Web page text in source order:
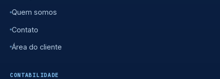
Quem somos
Contato
Área do cliente
CONTABILIDADE